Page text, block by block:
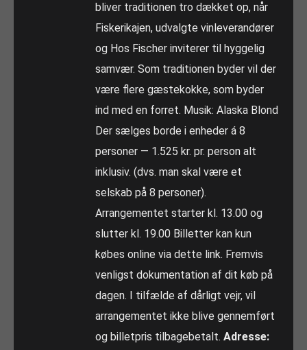
bliver traditionen tro dækket op, når
Fiskerikajen, udvalgte vinleverandører
og Hos Fischer inviterer til hyggelig
samvær. Som traditionen byder vil der
være flere gæstekokke, som byder
ind med en forret. Musik: Alaska Blond
Der sælges borde i enheder á 8
personer — 1.525 kr. pr. person alt
inklusiv. (dvs. man skal være et
selskab på 8 personer).
Arrangementet starter kl. 13.00 og
slutter kl. 19.00 Billetter kan kun
købes online via dette link. Fremvis
venligst dokumentation af dit køb på
dagen. I tilfælde af dårligt vejr, vil
arrangementet ikke blive gennemført
og billetpris tilbagebetalt.Adresse: